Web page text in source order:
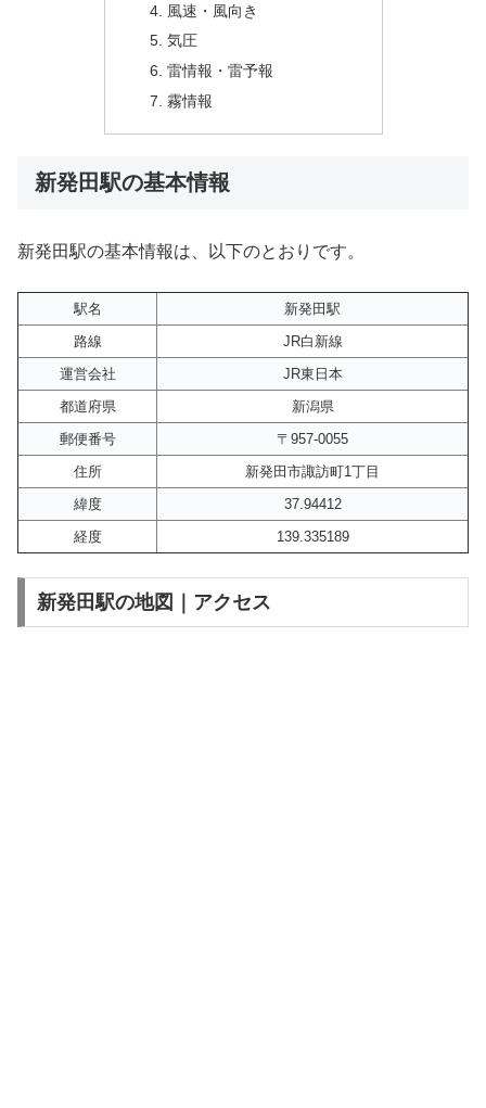
風速・風向き
気圧
雷情報・雷予報
霧情報
新発田駅の基本情報
新発田駅の基本情報は、以下のとおりです。
駅名
新発田駅
路線
JR白新線
運営会社
JR東日本
都道府県
新潟県
郵便番号
〒957-0055
住所
新発田市諏訪町1丁目
緯度
37.94412
経度
139.335189
新発田駅の地図｜アクセス